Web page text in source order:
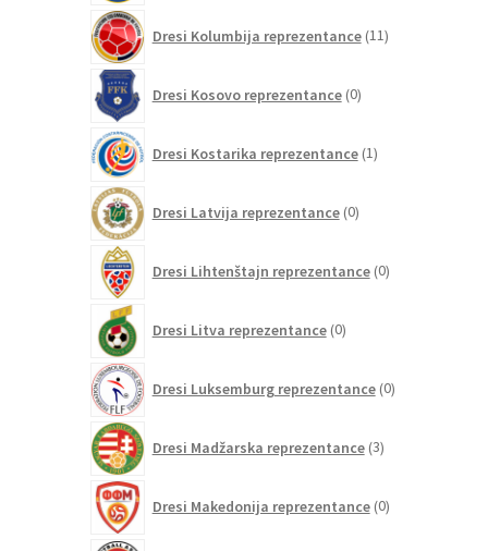
Dresi Kolumbija reprezentance 11izdelkov
Dresi Kosovo reprezentance 0izdelkov
Dresi Kostarika reprezentance 1izdelek
Dresi Latvija reprezentance 0izdelkov
Dresi Lihtenštajn reprezentance 0izdelkov
Dresi Litva reprezentance 0izdelkov
Dresi Luksemburg reprezentance 0izdelkov
Dresi Madžarska reprezentance 3izdelki
Dresi Makedonija reprezentance 0izdelkov